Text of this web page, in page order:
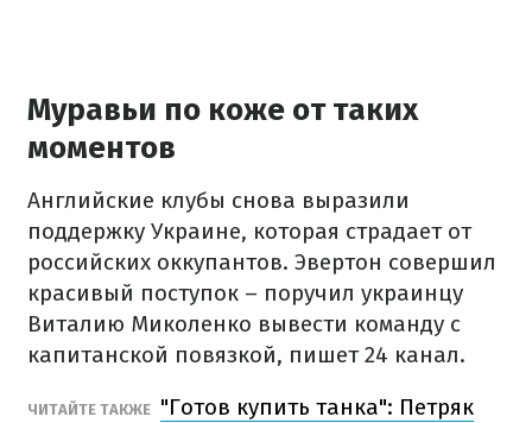
Муравьи по коже от таких
моментов
Английские клубы снова выразили
поддержку Украине, которая страдает от
российских оккупантов. Эвертон совершил
красивый поступок – поручил украинцу
Виталию Миколенко вывести команду с
капитанской повязкой, пишет 24 канал.
ЧИТАЙТЕ ТАКЖЕ "Готов купить танка": Петряк